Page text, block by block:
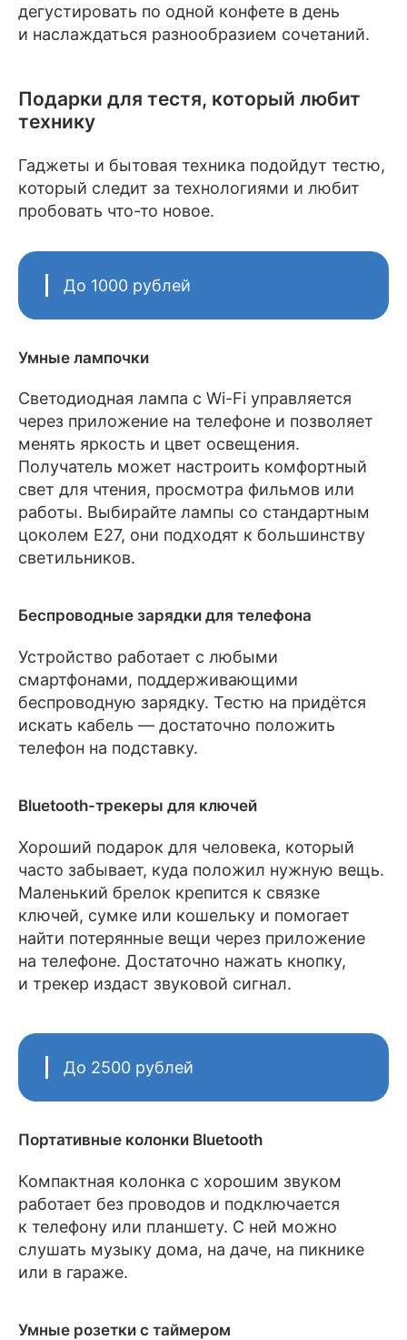
дегустировать по одной конфете в день
и наслаждаться разнообразием сочетаний.
Подарки для тестя, который любит
технику
Гаджеты и бытовая техника подойдут тестю,
который следит за технологиями и любит
пробовать что-то новое.
До 1000 рублей
Умные лампочки
Светодиодная лампа с Wi-Fi управляется
через приложение на телефоне и позволяет
менять яркость и цвет освещения.
Получатель может настроить комфортный
свет для чтения, просмотра фильмов или
работы. Выбирайте лампы со стандартным
цоколем E27, они подходят к большинству
светильников.
Беспроводные зарядки для телефона
Устройство работает с любыми
смартфонами, поддерживающими
беспроводную зарядку. Тестю на придётся
искать кабель — достаточно положить
телефон на подставку.
Bluetooth-трекеры для ключей
Хороший подарок для человека, который
часто забывает, куда положил нужную вещь.
Маленький брелок крепится к связке
ключей, сумке или кошельку и помогает
найти потерянные вещи через приложение
на телефоне. Достаточно нажать кнопку,
и трекер издаст звуковой сигнал.
До 2500 рублей
Портативные колонки Bluetooth
Компактная колонка с хорошим звуком
работает без проводов и подключается
к телефону или планшету. С ней можно
слушать музыку дома, на даче, на пикнике
или в гараже.
Умные розетки с таймером